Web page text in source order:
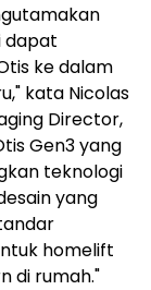
dapat
ke dalam
kata Nicolas
Director,
Gen3 yang
teknologi
yang
homelift
di rumah."